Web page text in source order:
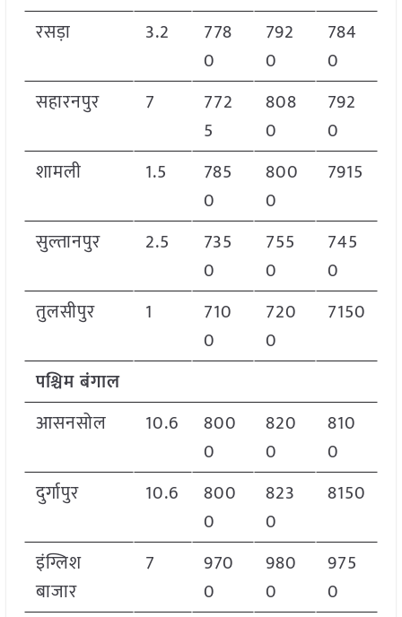
रसड़ा
3.2
778
0
792
0
784
0
सहारनपुर
7
772
5
808
0
792
0
शामली
1.5
785
0
800
0
7915
सुल्तानपुर 2.5
735
0
755
0
745
0
तुलसीपुर
1
710
0
720
0
7150
पश्चिम बंगाल
आसनसोल
10.6
800
0
820
0
810
0
दुर्गापुर
10.6
800
0
823
0
8150
इंग्लिश
बाजार
7
970
0
980
0
975
0